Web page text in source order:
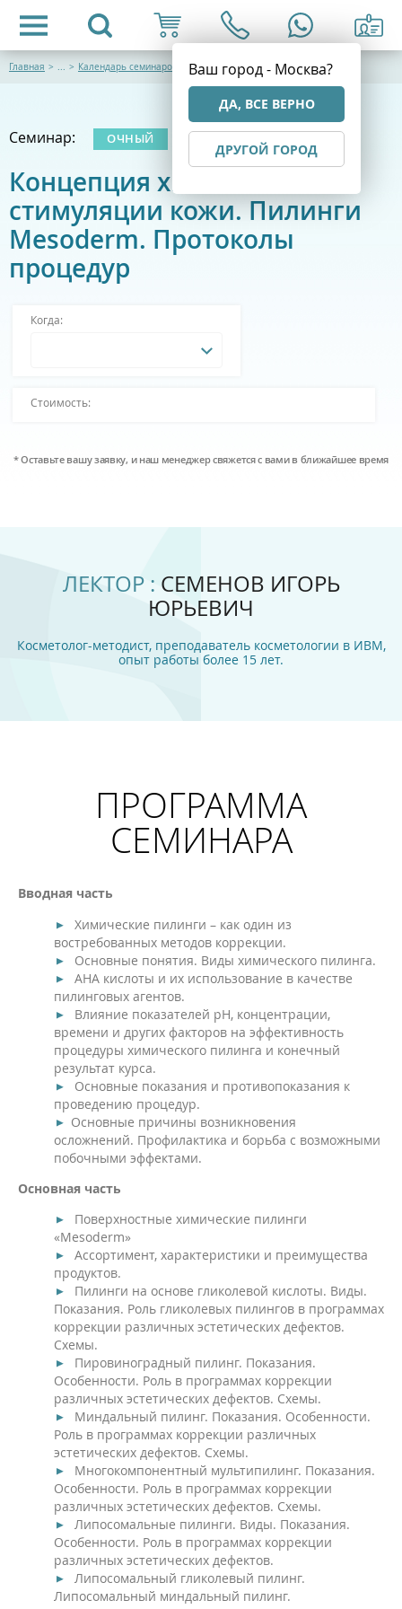
Ваш город - Москва?
ДА, ВСЕ ВЕРНО
ДРУГОЙ ГОРОД
Главная > ... > Календарь семинаров
Семинар: ОЧНЫЙ
Концепция химической
стимуляции кожи. Пилинги
Mesoderm. Протоколы
процедур
Когда:
Стоимость:
* Оставьте вашу заявку, и наш менеджер свяжется с вами в ближайшее время
ЛЕКТОР : СЕМЕНОВ ИГОРЬ
ЮРЬЕВИЧ
Косметолог-методист, преподаватель косметологии в ИВМ,
опыт работы более 15 лет.
ПРОГРАММА
СЕМИНАРА
Вводная часть
Химические пилинги – как один из
востребованных методов коррекции.
Основные понятия. Виды химического пилинга.
АНА кислоты и их использование в качестве
пилинговых агентов.
Влияние показателей рН, концентрации,
времени и других факторов на эффективность
процедуры химического пилинга и конечный
результат курса.
Основные показания и противопоказания к
проведению процедур.
Основные причины возникновения
осложнений. Профилактика и борьба с возможными
побочными эффектами.
Основная часть
Поверхностные химические пилинги
«Mesoderm»
Ассортимент, характеристики и преимущества
продуктов.
Пилинги на основе гликолевой кислоты. Виды.
Показания. Роль гликолевых пилингов в программах
коррекции различных эстетических дефектов.
Схемы.
Пировиноградный пилинг. Показания.
Особенности. Роль в программах коррекции
различных эстетических дефектов. Схемы.
Миндальный пилинг. Показания. Особенности.
Роль в программах коррекции различных
эстетических дефектов. Схемы.
Многокомпонентный мультипилинг. Показания.
Особенности. Роль в программах коррекции
различных эстетических дефектов. Схемы.
Липосомальные пилинги. Виды. Показания.
Особенности. Роль в программах коррекции
различных эстетических дефектов.
Липосомальный гликолевый пилинг.
Липосомальный миндальный пилинг.